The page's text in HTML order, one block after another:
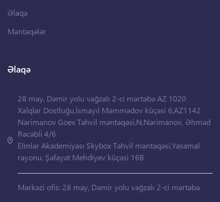
Əlaqə
Məntəqələr
Əlaqə
28 may, Dəmir yolu vağzalı 2-ci mərtəbə AZ 1020
Xalqlar Dostluğu,İsmayıl Məmmədov küçəsi 6,AZ1142
Nərimanov Goex Təhvil məntəqəsi,N.Nərimanov, Əhməd
Rəcəbli 4/6
Elmlər Akademiyası Skybox Təhvil məntəqəsi,Yasamal
rayonu, Şəfayət Mehdiyev küçəsi 16B
Mərkəzi ofis: 28 may, Dəmir yolu vağzalı 2-ci mərtəbə